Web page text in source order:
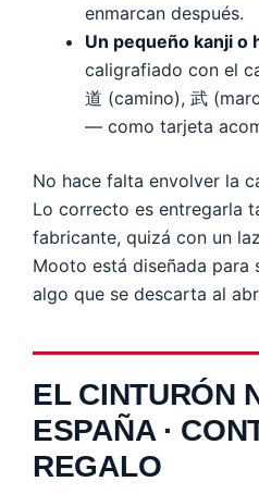
enmarcan después.
Un pequeño kanji o
caligrafiado con el
道 (camino), 武
— como tarjeta
No hace falta envolver la
Lo correcto es entregarla
fabricante, quizá con un
Mooto está diseñada para
algo que se descarta al
EL CINTURÓN
ESPAÑA ·
REGALO